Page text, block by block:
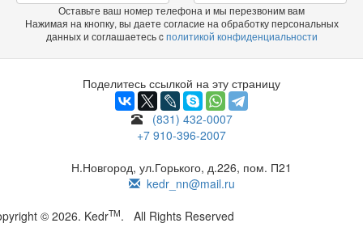
Оставьте ваш номер телефона и мы перезвоним вам
Нажимая на кнопку, вы даете согласие на обработку персональных
данных и соглашаетесь cполитикой конфиденциальности
Поделитесь ссылкой на эту страницу
(831) 432-0007
+7 910-396-2007
Н.Новгород, ул.Горького, д.226, пом. П21
kedr_nn@mail.ru
© 2026. KedrTM. All Rights Reserved